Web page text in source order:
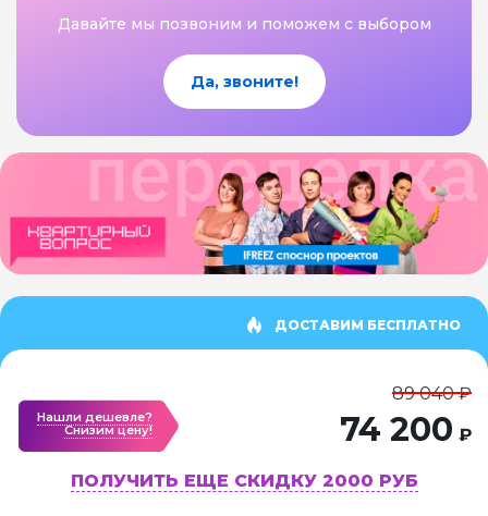
Давайте мы позвоним и поможем с выбором
Да, звоните!
ДОСТАВИМ БЕСПЛАТНО
Нашли дешевле?
Cнизим цену!
89 040 ₽
74 200 ₽
ПОЛУЧИТЬ ЕЩЕ СКИДКУ 2000 РУБ